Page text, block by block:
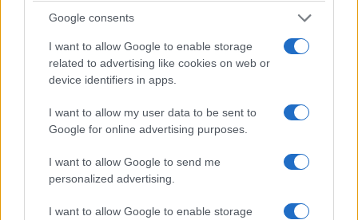
Google consents
I want to allow Google to enable storage
related to advertising like cookies on web or
device identifiers in apps.
I want to allow my user data to be sent to
Google for online advertising purposes.
I want to allow Google to send me
personalized advertising.
I want to allow Google to enable storage